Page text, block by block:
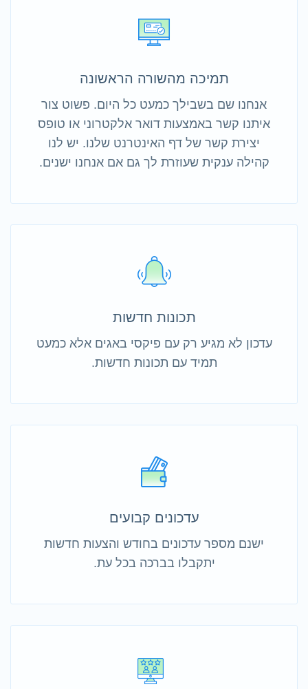
תמיכה מהשורה הראשונה
אנחנו שם בשבילך כמעט כל היום. פשוט צור
איתנו קשר באמצעות דואר אלקטרוני או טופס
יצירת קשר של דף האינטרנט שלנו. יש לנו
קהילה ענקית שעוזרת לך גם אם אנחנו ישנים.
תכונות חדשות
עדכון לא מגיע רק עם פיקסי באגים אלא כמעט
תמיד עם תכונות חדשות.
עדכונים קבועים
ישנם מספר עדכונים בחודש והצעות חדשות
יתקבלו בברכה בכל עת.